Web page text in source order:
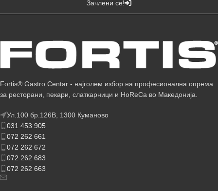
Зачлени се!
Fortis® Gastro Centar - најголем избор на професионална опрема
за ресторани, пекари, слаткарници и HoReCa во Македонија.
Ул.100 бр.126В, 1300 Куманово
031 453 905
072 262 661
072 262 672
072 262 683
072 262 663